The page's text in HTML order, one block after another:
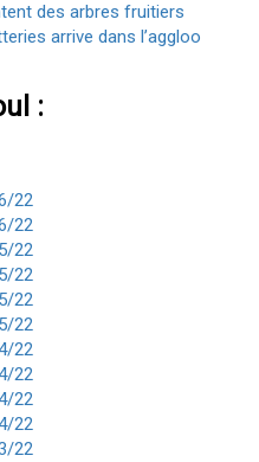
des arbres fruitiers
arrive dans l’aggloo
:
22
22
22
22
22
22
22
22
22
22
22